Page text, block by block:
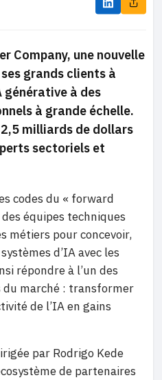
Company, une nouvelle
grands clients à
générative à des
à grande échelle.
milliards de dollars
sectoriels et
codes du « forward
équipes techniques
métiers pour concevoir,
d’IA avec les
répondre à l’un des
marché : transformer
de l’IA en gains
par Rodrigo Kede
de partenaires